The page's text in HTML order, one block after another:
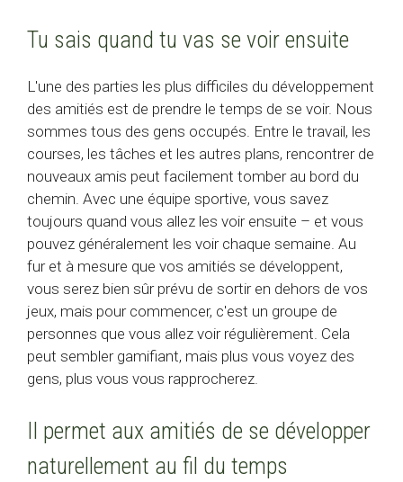
Tu sais quand tu vas se voir ensuite
L'une des parties les plus difficiles du développement
des amitiés est de prendre le temps de se voir. Nous
sommes tous des gens occupés. Entre le travail, les
courses, les tâches et les autres plans, rencontrer de
nouveaux amis peut facilement tomber au bord du
chemin. Avec une équipe sportive, vous savez
toujours quand vous allez les voir ensuite – et vous
pouvez généralement les voir chaque semaine. Au
fur et à mesure que vos amitiés se développent,
vous serez bien sûr prévu de sortir en dehors de vos
jeux, mais pour commencer, c'est un groupe de
personnes que vous allez voir régulièrement. Cela
peut sembler gamifiant, mais plus vous voyez des
gens, plus vous vous rapprocherez.
Il permet aux amitiés de se développer
naturellement au fil du temps